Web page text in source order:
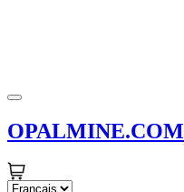
OPALMINE.COM